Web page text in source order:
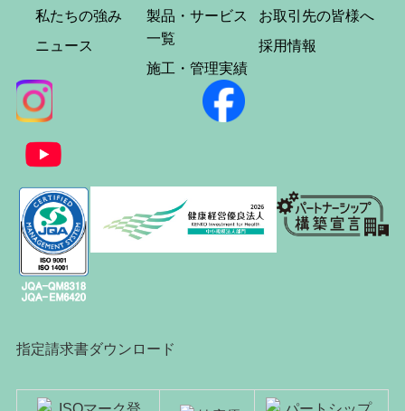
私たちの強み
ニュース
製品・サービス
一覧
施工・管理実績
お取引先の皆様へ
採用情報
指定請求書ダウンロード